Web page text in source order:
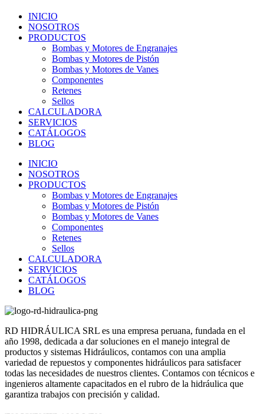
INICIO
NOSOTROS
PRODUCTOS
Bombas y Motores de Engranajes
Bombas y Motores de Pistón
Bombas y Motores de Vanes
Componentes
Retenes
Sellos
CALCULADORA
SERVICIOS
CATÁLOGOS
BLOG
INICIO
NOSOTROS
PRODUCTOS
Bombas y Motores de Engranajes
Bombas y Motores de Pistón
Bombas y Motores de Vanes
Componentes
Retenes
Sellos
CALCULADORA
SERVICIOS
CATÁLOGOS
BLOG
RD HIDRÁULICA SRL es una empresa peruana, fundada en el
año 1998, dedicada a dar soluciones en el manejo integral de
productos y sistemas Hidráulicos, contamos con una amplia
variedad de repuestos y componentes hidráulicos para satisfacer
todas las necesidades de nuestros clientes. Contamos con técnicos e
ingenieros altamente capacitados en el rubro de la hidráulica que
garantiza trabajos con precisión y calidad.